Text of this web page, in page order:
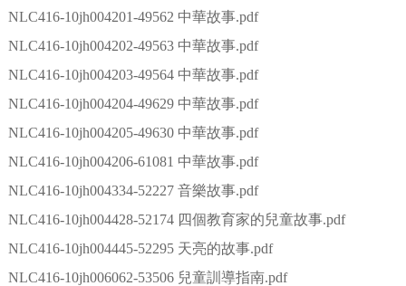
NLC416-10jh004201-49562 中華故事.pdf
NLC416-10jh004202-49563 中華故事.pdf
NLC416-10jh004203-49564 中華故事.pdf
NLC416-10jh004204-49629 中華故事.pdf
NLC416-10jh004205-49630 中華故事.pdf
NLC416-10jh004206-61081 中華故事.pdf
NLC416-10jh004334-52227 音樂故事.pdf
NLC416-10jh004428-52174 四個教育家的兒童故事.pdf
NLC416-10jh004445-52295 天亮的故事.pdf
NLC416-10jh006062-53506 兒童訓導指南.pdf